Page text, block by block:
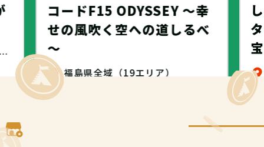
・NANICA -NAGOYA-
コードF15 ODYSSEY ～幸
せの風吹く空への道しるべ
～
福島県全域（19エリア）
宝